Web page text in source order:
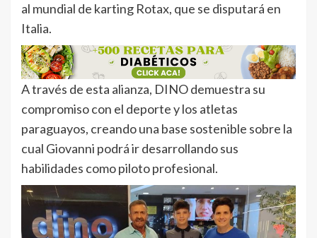
al mundial de karting Rotax, que se disputará en
Italia.
A través de esta alianza, DINO demuestra su
compromiso con el deporte y los atletas
paraguayos, creando una base sostenible sobre la
cual Giovanni podrá ir desarrollando sus
habilidades como piloto profesional.